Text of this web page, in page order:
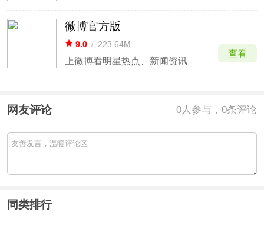
微博官方版
9.0 / 223.64M
上微博看明星热点、新闻资讯
查看
网友评论 0人参与，0条评论
同类排行